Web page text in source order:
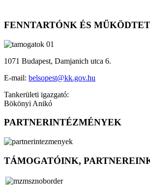
FENNTARTÓNK ÉS
1071 Budapest, Damjanich utca 6.
E-mail: belsopest@kk.gov.hu
Tankerületi igazgató:
Bökönyi Anikó
PARTNERINTÉZMÉNYEK
TÁMOGATÓINK,